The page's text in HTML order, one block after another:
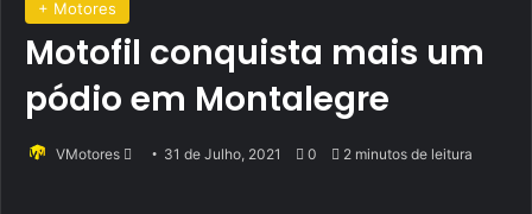
+ Motores
Motofil conquista mais um
pódio em Montalegre
VMotores
Send 31 de Julho, 2021 0 2 minutos de leitura